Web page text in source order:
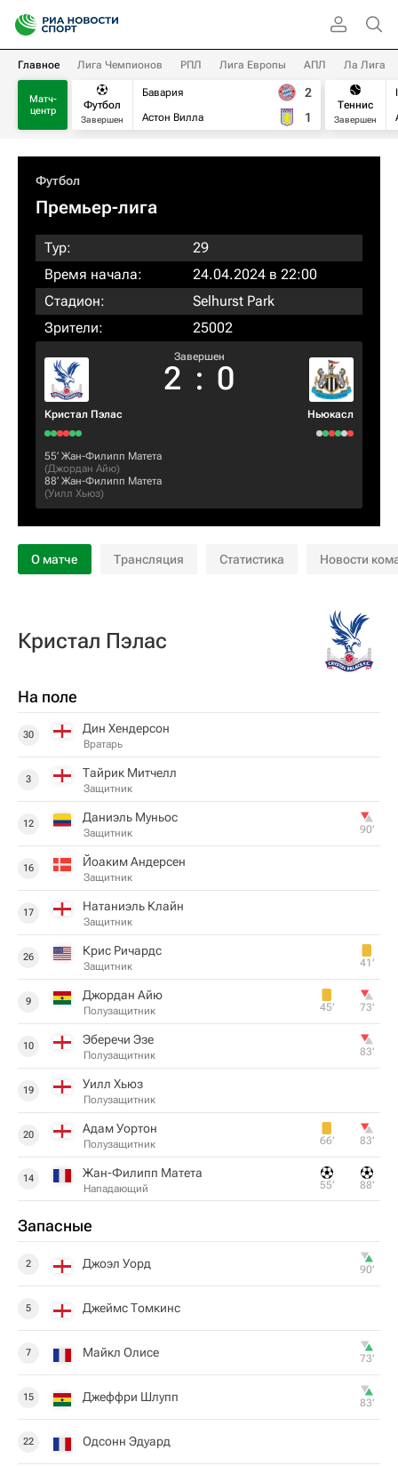
Главное Лига Чемпионов РПЛ Лига Европы АПЛ Ла Лига
Матч-
центр
Футбол
Завершен
Бавария
Астон Вилла
2
1
Теннис
Завершен
Футбол
Премьер-лига
Тур:
29
Время начала:
24.04.2024 в 22:00
Стадион:
Selhurst Park
Зрители:
25002
Кристал Пэлас
Завершен
2 : 0
Ньюкасл
55‎’‎ Жан-Филипп Матета
(Джордан Айю)
88‎’‎ Жан-Филипп Матета
(Уилл Хьюз)
О матче Трансляция Статистика Новости
Кристал Пэлас
На поле
30 Дин Хендерсон
Вратарь
3 Тайрик Митчелл
Защитник
12 Даниэль Муньос
Защитник 90‎’‎
16 Йоаким Андерсен
Защитник
17 Натаниэль Клайн
Защитник
26 Крис Ричардс
Защитник 41‎’‎
9 Джордан Айю
Полузащитник 45‎’‎ 73‎’‎
10 Эберечи Эзе
Полузащитник 83‎’‎
19 Уилл Хьюз
Полузащитник
20 Адам Уортон
Полузащитник 66‎’‎ 83‎’‎
14 Жан-Филипп Матета
Нападающий 55‎’‎ 88‎’‎
Запасные
2 Джоэл Уорд 90‎’‎
5 Джеймс Томкинс
7 Майкл Олисе 73‎’‎
15 Джеффри Шлупп 83‎’‎
22 Одсонн Эдуард